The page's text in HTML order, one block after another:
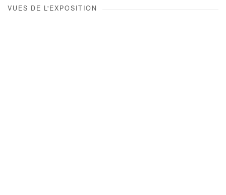
VUES DE L'EXPOSITION